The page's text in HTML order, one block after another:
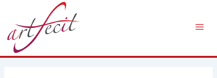
contenido